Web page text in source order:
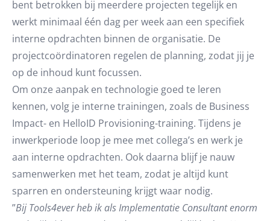
bent betrokken bij meerdere projecten tegelijk en
werkt minimaal één dag per week aan een specifiek
interne opdrachten binnen de organisatie. De
projectcoördinatoren regelen de planning, zodat jij je
op de inhoud kunt focussen.
Om onze aanpak en technologie goed te leren
kennen, volg je interne trainingen, zoals de Business
Impact- en HelloID Provisioning-training. Tijdens je
inwerkperiode loop je mee met collega’s en werk je
aan interne opdrachten. Ook daarna blijf je nauw
samenwerken met het team, zodat je altijd kunt
sparren en ondersteuning krijgt waar nodig.
”Bij Tools4ever heb ik als Implementatie Consultant enorm